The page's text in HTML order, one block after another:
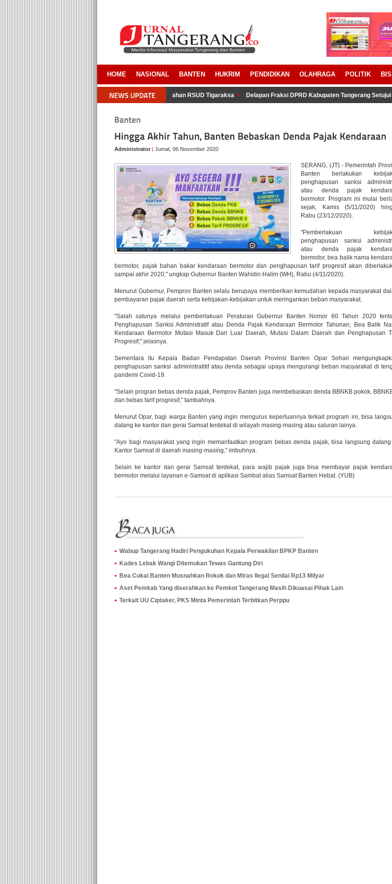
HOME NASIONAL BANTEN HUKRIM PENDIDIKAN OLAHRAGA POLITIK
Tangerang Akui Ada Overlapping Pada Pembebasan Lahan RSUD Tigaraksa Delapan Fraksi DPRD Kabupaten Tangerang Setujui
Administrator | Jumat, 06 November 2020
SERANG, (JT) - Pemerintah
Banten berlakukan
penghapusan sanksi
atau denda pajak
bermotor. Program ini mulai
sejak, Kamis (5/11/2020)
Rabu (23/12/2020).
"Pemberlakuan
penghapusan sanksi
atau denda pajak
bermotor, bea balik nama
bermotor, pajak bahan bakar kendaraan bermotor dan penghapusan tarif progresif akan
sampai akhir 2020," ungkap Gubernur Banten Wahidin Halim (WH), Rabu (4/11/2020).
Menurut Gubernur, Pemprov Banten selalu berupaya memberikan kemudahan kepada masyarakat
pembayaran pajak daerah serta kebijakan-kebijakan untuk meringankan beban masyarakat.
"Salah satunya melalui pemberlakuan Peraturan Gubernur Banten Nomor 60 Tahun 2020
Penghapusan Sanksi Administratif atau Denda Pajak Kendaraan Bermotor Tahunan, Bea Balik
Kendaraan Bermotor Mutasi Masuk Dari Luar Daerah, Mutasi Dalam Daerah dan Penghapusan
Progresif," jelasnya.
Sementara itu Kepala Badan Pendapatan Daerah Provinsi Banten Opar Sohari
penghapusan sanksi administratitif atau denda sebagai upaya mengurangi beban masyarakat di
pandemi Covid-19.
"Selain progran bebas denda pajak, Pemprov Banten juga membebaskan denda BBNKB pokok,
dan bebas tarif progresif," tambahnya.
Menurut Opar, bagi warga Banten yang ingin mengurus keperluannya terkait program ini, bisa
datang ke kantor dan gerai Samsat terdekat di wilayah masing-masing atau saluran lainya.
"Ayo bagi masyarakat yang ingin memanfaatkan program bebas denda pajak, bisa langsung
Kantor Samsat di daerah masing-masing," imbuhnya.
Selain ke kantor dan gerai Samsat terdekat, para wajib pajak juga bisa membayar pajak
bermotor melalui layanan e-Samsat di aplikasi Sambat alias Samsat Banten Hebat. (YUB)
Wabup Tangerang Hadiri Pengukuhan Kepala Perwakilan BPKP Banten
Kades Lebak Wangi Ditemukan Tewas Gantung Diri
Bea Cukai Banten Musnahkan Rokok dan Miras Ilegal Senilai Rp13 Milyar
Aset Pemkab Yang diserahkan ke Pemkot Tangerang Masih Dikuasai Pihak Lain
Terkait UU Ciptaker, PKS Minta Pemerintah Terbitkan Perppu